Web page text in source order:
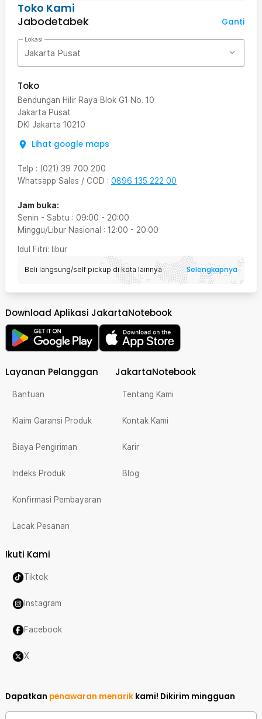
Toko Kami
Jabodetabek
Ganti
Lokasi
Jakarta Pusat
Toko
Bendungan Hilir Raya Blok G1 No. 10
Jakarta Pusat
DKI Jakarta 10210
Lihat google maps
Telp : (021) 39 700 200
Whatsapp Sales / COD : 0896 135 222 00
Jam buka:
Senin - Sabtu : 09:00 - 20:00
Minggu/Libur Nasional : 12:00 - 20:00
Idul Fitri: libur
Beli langsung/self pickup di kota lainnya Selengkapnya
Download Aplikasi JakartaNotebook
Layanan Pelanggan
Bantuan
Klaim Garansi Produk
Biaya Pengiriman
Indeks Produk
Konfirmasi Pembayaran
Lacak Pesanan
JakartaNotebook
Tentang Kami
Kontak Kami
Karir
Blog
Ikuti Kami
Tiktok
Instagram
Facebook
X
Dapatkan penawaran menarik kami! Dikirim mingguan